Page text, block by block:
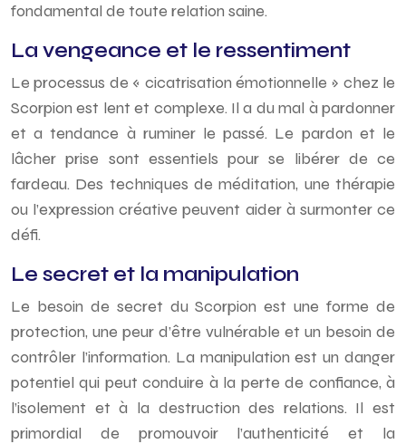
fondamental de toute relation saine.
La vengeance et le ressentiment
Le processus de « cicatrisation émotionnelle » chez le
Scorpion est lent et complexe. Il a du mal à pardonner
et a tendance à ruminer le passé. Le pardon et le
lâcher prise sont essentiels pour se libérer de ce
fardeau. Des techniques de méditation, une thérapie
ou l’expression créative peuvent aider à surmonter ce
défi.
Le secret et la manipulation
Le besoin de secret du Scorpion est une forme de
protection, une peur d’être vulnérable et un besoin de
contrôler l’information. La manipulation est un danger
potentiel qui peut conduire à la perte de confiance, à
l’isolement et à la destruction des relations. Il est
primordial de promouvoir l’authenticité et la